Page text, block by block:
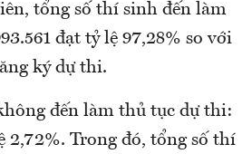
tổng số thí sinh đến làm
đạt tỷ lệ 97,28% so với
ký dự thi.
đến làm thủ tục dự thi:
2,72%. Trong đó, tổng số thí